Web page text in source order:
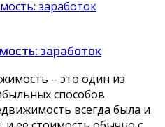
заработок
– это один из
способов
всегда была и